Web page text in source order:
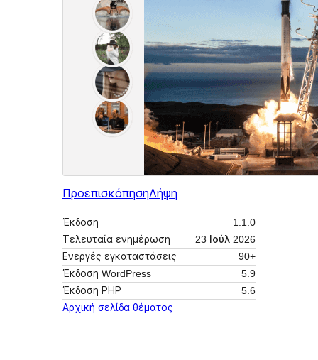
ΠροεπισκόπησηΛήψη
Έκδοση
1.1.0
Τελευταία ενημέρωση
23 Ιούλ 2026
Ενεργές εγκαταστάσεις
90+
Έκδοση WordPress
5.9
Έκδοση ΡΗΡ
5.6
Αρχική σελίδα θέματος